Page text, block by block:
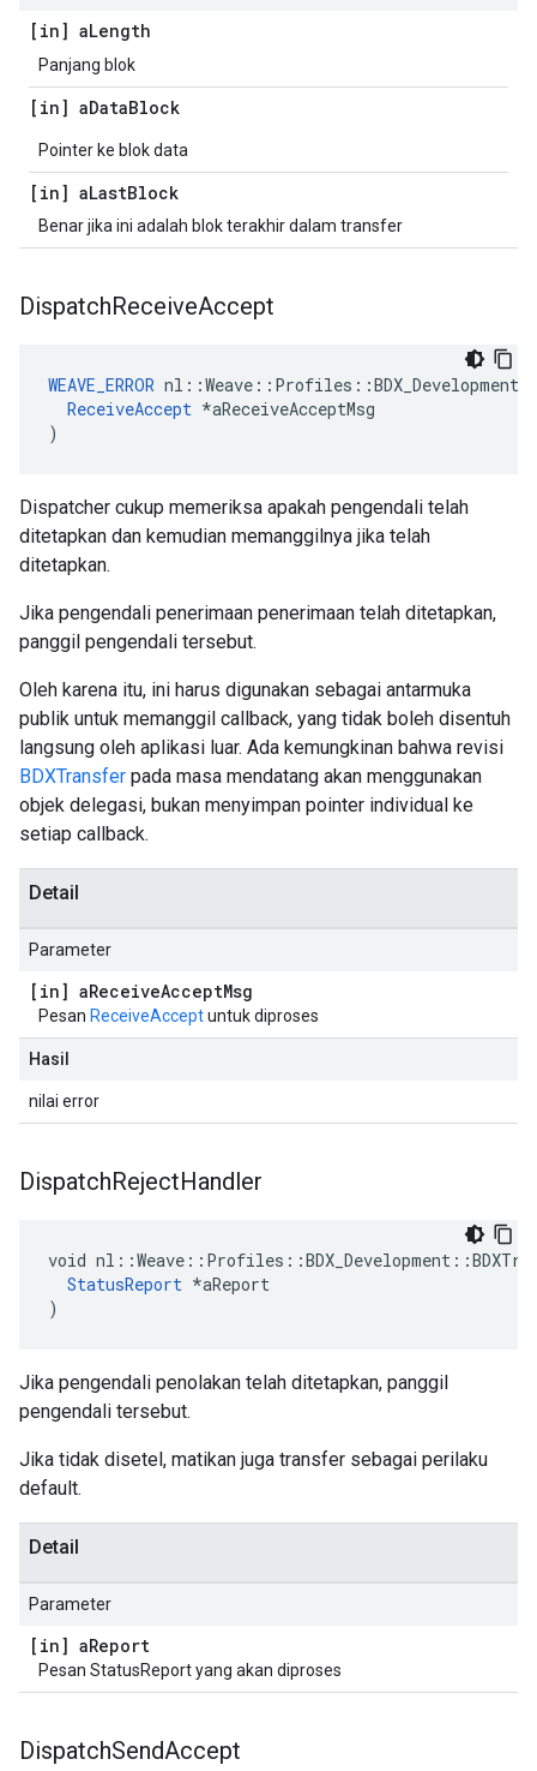
[in] aLength
Panjang blok
[in] aDataBlock
Pointer ke blok data
[in] aLastBlock
Benar jika ini adalah blok terakhir dalam transfer
DispatchReceiveAccept
WEAVE_ERROR
ReceiveAccept *aReceiveAcceptMsg
)
Dispatcher cukup memeriksa apakah pengendali telah
ditetapkan dan kemudian memanggilnya jika telah
ditetapkan.
Jika pengendali penerimaan penerimaan telah ditetapkan,
panggil pengendali tersebut.
Oleh karena itu, ini harus digunakan sebagai antarmuka
publik untuk memanggil callback, yang tidak boleh disentuh
langsung oleh aplikasi luar. Ada kemungkinan bahwa revisi
BDXTransfer pada masa mendatang akan menggunakan
objek delegasi, bukan menyimpan pointer individual ke
setiap callback.
Detail
Parameter
[in] aReceiveAcceptMsg
Pesan ReceiveAcceptuntuk diproses
Hasil
nilai error
DispatchRejectHandler
void
StatusReport *aReport
)
Jika pengendali penolakan telah ditetapkan, panggil
pengendali tersebut.
Jika tidak disetel, matikan juga transfer sebagai perilaku
default.
Detail
Parameter
[in] aReport
Pesan StatusReport yang akan diproses
DispatchSendAccept